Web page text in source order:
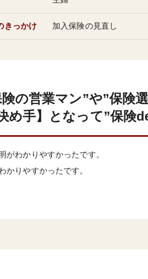
きっかけ 加入保険の見直し
の営業マン”や”保険
め手】となって”保険
がわかりやすかったです。
かりやすかったです。